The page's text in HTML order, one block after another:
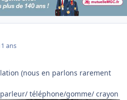
ans
(nous en parlons rarement
téléphone/gomme/ crayon